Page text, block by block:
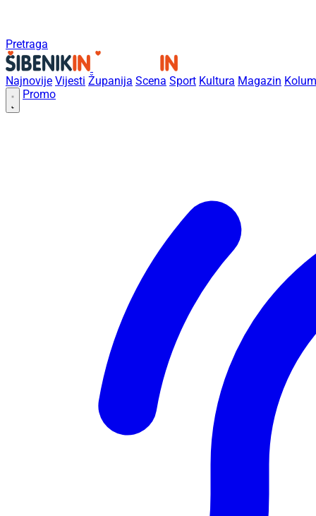
Pretraga
Najnovije Vijesti Županija Scena Sport Kultura Magazin
Promo